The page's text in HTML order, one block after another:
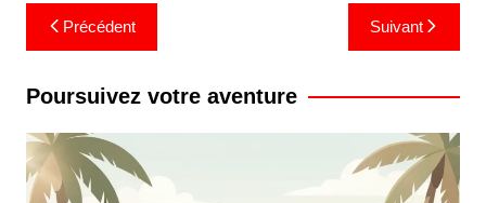
Navigation
de
l’article
Précédent Suivant
Poursuivez votre aventure